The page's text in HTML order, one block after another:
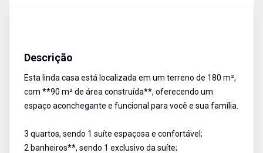
Descrição
Esta linda casa está localizada em um terreno de 180 m²,
com **90 m² de área construída**, oferecendo um
espaço aconchegante e funcional para você e sua família.
3 quartos, sendo 1 suíte espaçosa e confortável;
2 banheiros**, sendo 1 exclusivo da suíte;